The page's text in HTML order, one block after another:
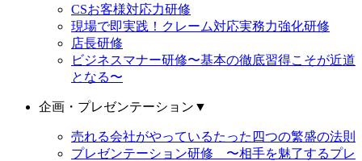
CSお客様対応力研修
現場で即実践！クレーム対応実務力強化研修
店長研修
ビジネスマナー研修〜基本の徹底習得こそが近道
となる〜
企画・プレゼンテーション ▼
売れる会社がやっているたった四つの繁盛の法則
プレゼンテーション研修 〜相手を魅了するプレ